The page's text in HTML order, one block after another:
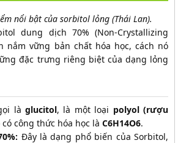
nổi bật của sorbitol lỏng (Thái Lan).
dung dịch 70% (Non-Crystallizing
nắm vững bản chất hóa học, cách nó
đặc trưng riêng biệt của dạng lỏng
là glucitol, là một loại polyol (rượu
công thức hóa học là C6H14O6.
Đây là dạng phổ biến của Sorbitol,